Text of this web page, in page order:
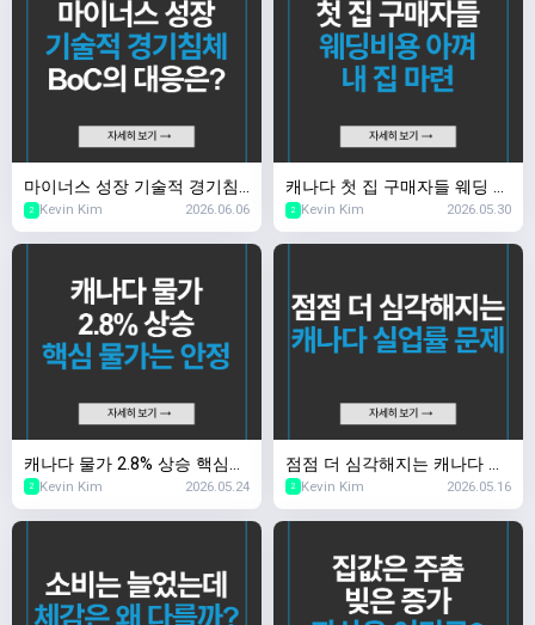
마이너스 성장 기술적 경기침
체, BoC의 대응은?
2 Kevin Kim 2026.06.06
캐나다 첫 집 구매자들 웨딩 비
용 아껴 내 집 마련
2 Kevin Kim 2026.05.30
캐나다 물가 2.8% 상승 핵심
물가는 안정
2 Kevin Kim 2026.05.24
점점 더 심각해지는 캐나다 실
업률 문제
2 Kevin Kim 2026.05.16